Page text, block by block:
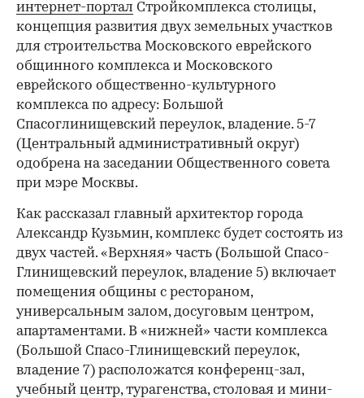
интернет-портал Стройкомплекса столицы,
концепция развития двух земельных участков
для строительства Московского еврейского
общинного комплекса и Московского
еврейского общественно-культурного
комплекса по адресу: Большой
Спасоглинищевский переулок, владение. 5-7
(Центральный административный округ)
одобрена на заседании Общественного совета
при мэре Москвы.
Как рассказал главный архитектор города
Александр Кузьмин, комплекс будет состоять из
двух частей. «Верхняя» часть (Большой Спасо-
Глинищевский переулок, владение 5) включает
помещения общины с рестораном,
универсальным залом, досуговым центром,
апартаментами. В «нижней» части комплекса
(Большой Спасо-Глинищевский переулок,
владение 7) расположатся конференц-зал,
учебный центр, турагенства, столовая и мини-